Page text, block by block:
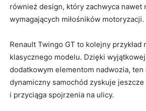
również design, który ⁢zachwyca nawet
wymagających miłośników⁢ motoryzacji.
Renault Twingo GT to kolejny‍
klasycznego modelu. Dzięki
dodatkowym elementom nadwozia,⁤ ten
dynamiczny samochód zyskuje
i przyciąga spojrzenia na ulicy.